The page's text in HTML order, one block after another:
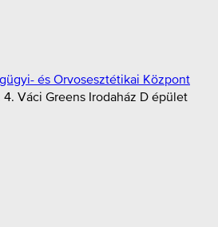
és Orvosesztétikai Központ
4. Váci Greens Irodaház D épület